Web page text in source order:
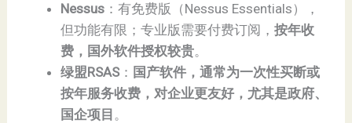
Nessus ：有免费版（Nessus Essentials），
但功能有限；专业版需要付费订阅，按年收
费，国外软件授权较贵。
绿盟RSAS： 国产软件，通常为一次性买断或
按年服务收费，对企业更友好，尤其是政府、
国企项目 。